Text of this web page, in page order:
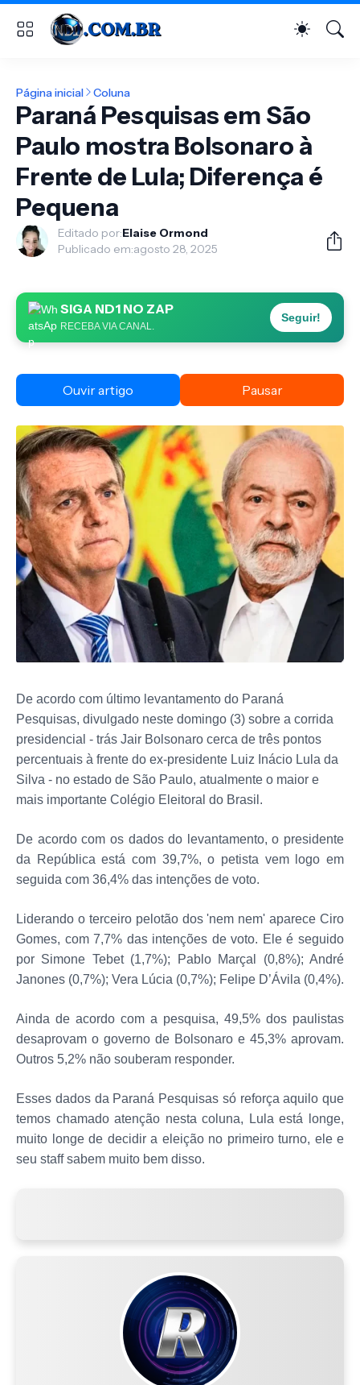
Página inicial Coluna
Paraná Pesquisas em São
Paulo mostra Bolsonaro à
Frente de Lula; Diferença é
Pequena
Editado por:Elaise Ormond
Publicado em:agosto 28, 2025
SIGA ND1 NO ZAP
RECEBA VIA CANAL.
Seguir!
Ouvir artigo Pausar
De acordo com último levantamento do Paraná
Pesquisas, divulgado neste domingo (3) sobre a corrida
presidencial - trás Jair Bolsonaro cerca de três pontos
percentuais à frente do ex-presidente Luiz Inácio Lula da
Silva - no estado de São Paulo, atualmente o maior e
mais importante Colégio Eleitoral do Brasil.
De acordo com os dados do levantamento, o presidente
da República está com 39,7%, o petista vem logo em
seguida com 36,4% das intenções de voto.
Liderando o terceiro pelotão dos 'nem nem' aparece Ciro
Gomes, com 7,7% das intenções de voto. Ele é seguido
por Simone Tebet (1,7%); Pablo Marçal (0,8%); André
Janones (0,7%); Vera Lúcia (0,7%); Felipe D’Ávila (0,4%).
Ainda de acordo com a pesquisa, 49,5% dos paulistas
desaprovam o governo de Bolsonaro e 45,3% aprovam.
Outros 5,2% não souberam responder.
Esses dados da Paraná Pesquisas só reforça aquilo que
temos chamado atenção nesta coluna, Lula está longe,
muito longe de decidir a eleição no primeiro turno, ele e
seu staff sabem muito bem disso.